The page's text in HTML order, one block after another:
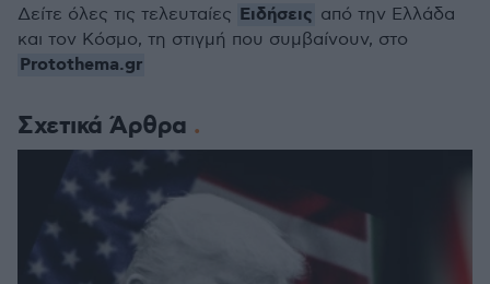
Σχετικά Άρθρα
Δείτε όλες τις τελευταίες Ειδήσεις από την Ελλάδα
και τον Κόσμο, τη στιγμή που συμβαίνουν, στο
Protothema.gr